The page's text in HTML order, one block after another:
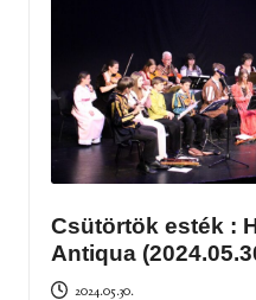
Csütörtök esték :
Antiqua
2024.05.30.